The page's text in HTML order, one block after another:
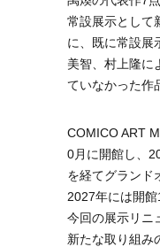
常設展示として
に、既に常設展
美智、村上隆に
ていなかった作
COMICO ART
0月に開館し、
を経てグランド
2027年には開館
今回の展示リニ
新たな取り組み